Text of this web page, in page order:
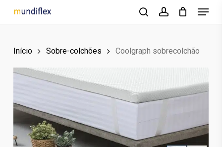
to
content
searchaccount
Menu
Início Sobre-colchões Coolgraph sobrecolchão